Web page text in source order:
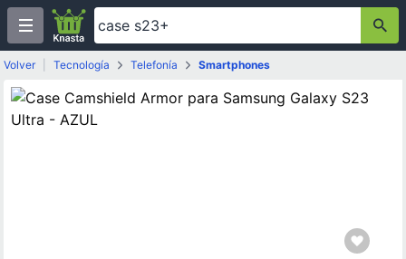
Volver Tecnología Telefonía Smartphones